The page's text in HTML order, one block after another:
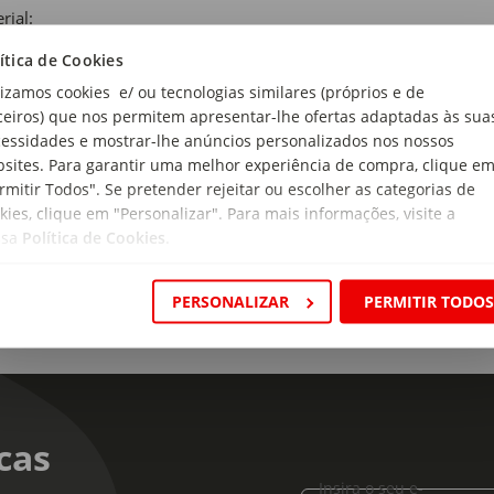
de Cookies
cookies e/ ou tecnologias similares (próprios e de
que nos permitem apresentar-lhe ofertas adaptadas às
e mostrar-lhe anúncios personalizados nos nossos
Para garantir uma melhor experiência de compra, clique em
Todos". Se pretender rejeitar ou escolher as categorias de
clique em "Personalizar". Para mais informações, visite a
Política de Cookies
PERSONALIZAR PERMITIR TODOS
x Largura x Altura: 102 x 66 x 114 cm
Insira o seu e-